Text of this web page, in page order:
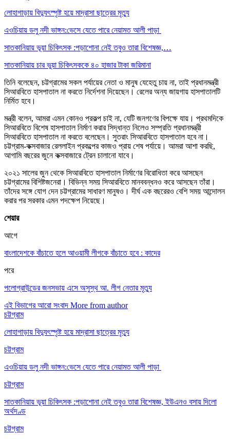
লোহাগাড়ায় বিদ্যুৎস্পৃষ্ট হয়ে মাদ্রাসা ছাত্রের মৃত্যু
এওচিয়ায় ডলু নদী ভাঙ্গন:ভেসে যেতে পারে নেয়ামত আলী পাড়া
সাতকানিয়ায় ভূয়া চিকিৎসক :পড়াশোনা নেই তবুও তারা বিশেষজ্ঞ,…
সাতকানিয়ায় চার ভুয়া চিকিৎসককে ৪০ হাজার টাকা জরিমানা
তিনি বলেছেন, চট্টগ্রামের সকল পর্যায়ের নেতা ও মানুষ যেহেতু চায় না, তাই প্রধানমন্ত্রী
সিআরবিতে হাসপাতাল না করতে নির্দেশনা দিয়েছেন। রেলের অন্য জায়গায় হাসপাতালটি
নির্মিত হবে।
মন্ত্রী বলেন, আমরা এমন কোনও প্রকল্প চাই না, যেটি জনগণের বিপক্ষে যায়। প্রথমদিকে
সিআরবিতে বিশেষ হাসপাতাল নির্মাণ করার সিদ্ধান্ত নিলেও সম্প্রতি প্রধানমন্ত্রী
সিআরবিতে হাসপাতাল না করতে বলেছেন। সুতরাং সিআরবিতে হাসপাতাল হবে না।
চট্টগ্রাম-কক্সবাজার রেললাইন প্রকল্পের কাজও প্রায় শেষ পর্যায়ে। আমরা আশা করছি,
আগামি বছরের জুনে কক্সবাজারে ট্রেন চালানো যাবে।
২০২১ সালের জুন থেকে সিআরবিতে হাসপাতাল নির্মাণের বিরোধিতা করে আসছেন
চট্টগ্রামের বিশিষ্টজনেরা। বিভিন্ন সময় সিআরবিতে মানববন্ধনও করে আসছেন তাঁরা।
তাঁদের সঙ্গে যোগ দেন চট্টগ্রামের সাধারণ মানুষও। দীর্ঘ এক বছরেরও বেশি সময় আন্দোলন
করার পর সরকার এমন পদক্ষেপ নিয়েছে।
শেয়ার
আগে
বাংলাদেশকে বাঁচাতে হলে আওয়ামী লীগকে বাঁচাতে হবে : কাদের
পরে
পলোগ্রাউন্ডের জনসভায় এসে অসুস্থ আ. লীগ নেতার মৃত্যু
এই বিভাগের আরো সংবাদ More from author
চট্টগ্রাম
লোহাগাড়ায় বিদ্যুৎস্পৃষ্ট হয়ে মাদ্রাসা ছাত্রের মৃত্যু
চট্টগ্রাম
এওচিয়ায় ডলু নদী ভাঙ্গন:ভেসে যেতে পারে নেয়ামত আলী পাড়া
চট্টগ্রাম
সাতকানিয়ায় ভূয়া চিকিৎসক :পড়াশোনা নেই তবুও তারা বিশেষজ্ঞ, ইউএনও বসায় দিলো
অর্থদণ্ড
চট্টগ্রাম